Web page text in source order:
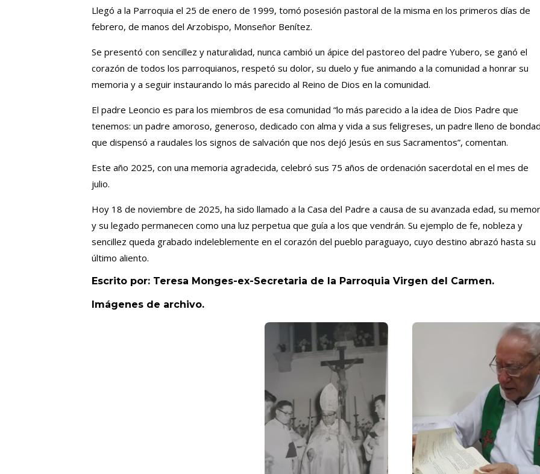
Llegó a la Parroquia el 25 de enero de 1999, tomó posesión pastoral de la misma en los primeros días de
febrero, de manos del Arzobispo, Monseñor Benítez.
Se presentó con sencillez y naturalidad, nunca cambió un ápice del pastoreo del padre Yubero, se ganó el
corazón de todos los parroquianos, respetó su dolor, su duelo y fue animando a la comunidad a honrar su
memoria y a seguir instaurando lo más parecido al Reino de Dios en la comunidad.
El padre Leoncio es para los miembros de esa comunidad “lo más parecido a la idea de Dios Padre que
tenemos: un padre amoroso, generoso, dedicado con alma y vida a sus feligreses, un padre lleno de
que dispensó a raudales los signos de salvación que nos dejó Jesús en sus Sacramentos”, comentan.
Este año 2025, con una memoria agradecida, celebró sus 75 años de ordenación sacerdotal en el mes de
julio.
Hoy 18 de noviembre de 2025, ha sido llamado a la Casa del Padre a causa de su avanzada edad, su
y su legado permanecen como una luz perpetua que guía a los que vendrán. Su ejemplo de fe, nobleza y
sencillez queda grabado indeleblemente en el corazón del pueblo paraguayo, cuyo destino abrazó hasta su
último aliento.
Escrito por: Teresa Monges-ex-Secretaria de la Parroquia Virgen del Carmen.
Imágenes de archivo.